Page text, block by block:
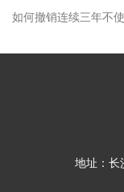
如何撤销连续三年不
地址：长